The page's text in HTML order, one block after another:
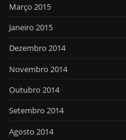
Março 2015
Janeiro 2015
Dezembro 2014
Novembro 2014
Outubro 2014
Setembro 2014
Agosto 2014